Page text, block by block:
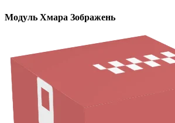
Модуль Хмара Зображень